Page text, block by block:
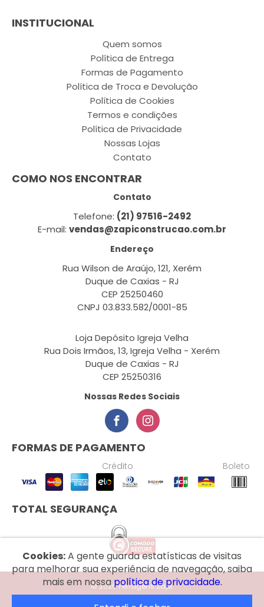
INSTITUCIONAL
Quem somos
Política de Entrega
Formas de Pagamento
Política de Troca e Devolução
Política de Cookies
Termos e condições
Política de Privacidade
Nossas Lojas
Contato
COMO NOS ENCONTRAR
Contato
Telefone: (21) 97516-2492
E-mail: vendas@zapiconstrucao.com.br
Endereço
Rua Wilson de Araújo, 121, Xerém
Duque de Caxias - RJ
CEP 25250460
CNPJ 03.833.582/0001-85
Loja Depósito Igreja Velha
Rua Dois Irmãos, 13, Igreja Velha - Xerém
Duque de Caxias - RJ
CEP 25250316
Nossas Redes Sociais
FORMAS DE PAGAMENTO
Crédito Boleto
TOTAL SEGURANÇA
Cookies:A gente guarda estatísticas de visitas
para melhorar sua experiência de navegação, saiba
mais em nossapolítica de privacidade.
© 2026 Ferragens Zapi.